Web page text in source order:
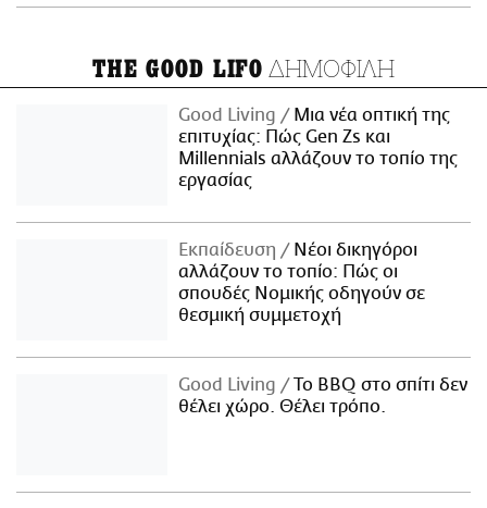
THE GOOD LIFO ΔΗΜΟΦΙΛΗ
Good Living
Μια νέα οπτική της
επιτυχίας: Πώς Gen Zs και
Millennials αλλάζουν το τοπίο της
εργασίας
Εκπαίδευση
Νέοι δικηγόροι
αλλάζουν το τοπίο: Πώς οι
σπουδές Νομικής οδηγούν σε
θεσμική συμμετοχή
Good Living
Το BBQ στο σπίτι δεν
θέλει χώρο. Θέλει τρόπο.